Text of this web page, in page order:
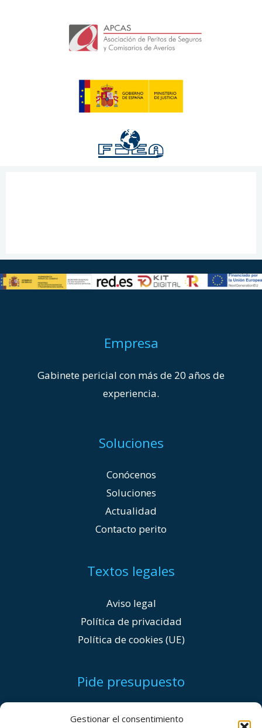
Gestionar el consentimiento
Empresa
Gabinete pericial con más de 20 años de
experiencia.
Soluciones
Conócenos
Soluciones
Actualidad
Contacto perito
Textos legales
Aviso legal
Política de privacidad
Política de cookies (UE)
Pide presupuesto
+(34) 96 004 62 83